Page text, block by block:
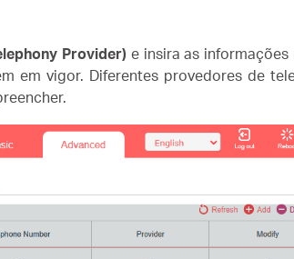
Provider) e insira as
em vigor. Diferentes provedores de